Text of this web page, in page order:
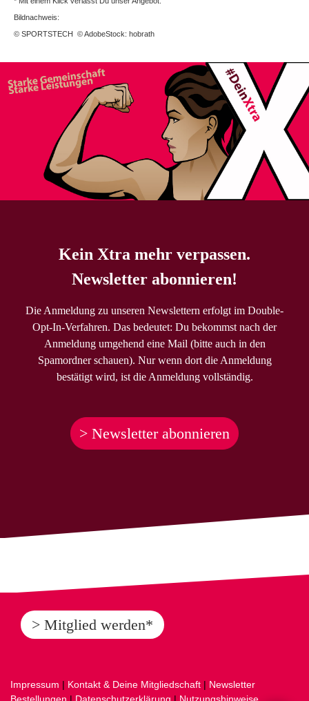
Bildnachweis:
© SPORTSTECH © AdobeStock: hobrath
Kein Xtra mehr verpassen.
Newsletter abonnieren!
Die Anmeldung zu unseren Newslettern erfolgt im Double-
Opt-In-Verfahren. Das bedeutet: Du bekommst nach der
Anmeldung umgehend eine Mail (bitte auch in den
Spamordner schauen). Nur wenn dort die Anmeldung
bestätigt wird, ist die Anmeldung vollständig.
> Newsletter abonnieren
> Mitglied werden*
Impressum | Kontakt & Deine Mitgliedschaft | Newsletter